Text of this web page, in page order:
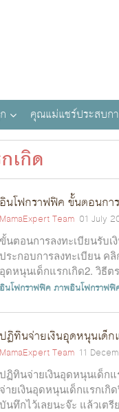
คุณแม่แชร์ประสบก
เกิด
อินโฟกราฟฟิค ขั้นตอนกา
MamaExpert Team 01 July
ขั้นตอนการลงทะเบียนรับเ
ประกอบการลงทะเบียน ค
อุดหนุนเด็กแรกเกิด2. วิธีต
อินโฟกราฟฟิคภาพอินโฟกราฟฟิ
ปฏิทินจ่ายเงินอุดหนุนเด็
MamaExpert Team 11
ปฏิทินจ่ายเงินอุดหนุนเด็ก
จ่ายเงินอุดหนุนเด็กแรกเ
บันทึกไว้เลยนะจ๊ะ แล้วเตรี